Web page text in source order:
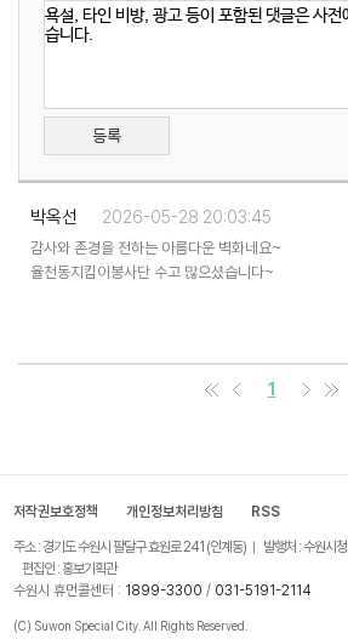
등록
박옥선 2026-05-28 20:03:45
감사와 존경을 전하는 아름다운 벽화네요~
율천동지킴이봉사단 수고 많으셨습니다~
1
저작권보호정책 개인정보처리방침 RSS
주소 : 경기도 수원시 팔달구 효원로 241 (인계동) 발행처 : 수원시청
편집인 : 홍보기획관
수원시 휴먼콜센터 : 1899-3300 / 031-5191-2114
(C) Suwon Special City. All Rights Reserved.